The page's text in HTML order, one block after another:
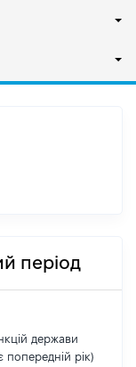
період
держави
рік)